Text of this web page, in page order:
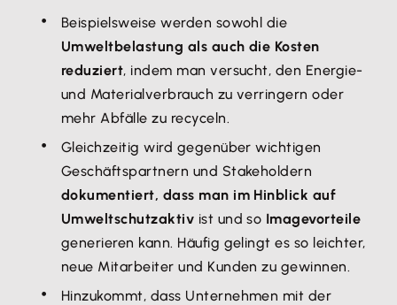
Beispielsweise werden sowohl die
Umweltbelastung als auch die Kosten
reduziert, indem man versucht, den Energie-
und Materialverbrauch zu verringern oder
mehr Abfälle zu recyceln.
Gleichzeitig wird gegenüber wichtigen
Geschäftspartnern und Stakeholdern
dokumentiert, dass man im Hinblick auf
Umweltschutzaktiv ist und so Imagevorteile
generieren kann. Häufig gelingt es so leichter,
neue Mitarbeiter und Kunden zu gewinnen.
Hinzukommt, dass Unternehmen mit der